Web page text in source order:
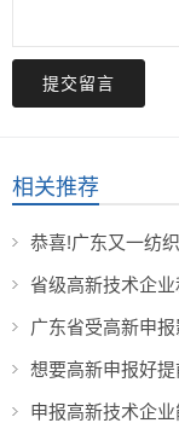
提交留言
相关推荐
恭喜!广东又一纺
省级高新技术企业
广东省受高新申报
想要高新申报好提
申报高新技术企